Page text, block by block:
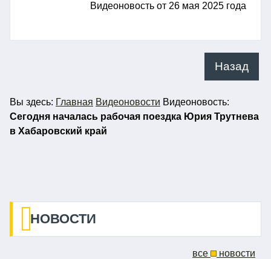
Видеоновость от 26 мая 2025 года
Назад
Вы здесь: Главная Видеоновости Видеоновость:
Сегодня началась рабочая поездка Юрия Трутнева
в Хабаровский край
НОВОСТИ
все новости